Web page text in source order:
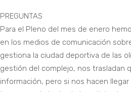
PREGUNTAS
Para el Pleno del mes de enero
en los medios de comunicación
gestiona la ciudad deportiva de las
gestión del complejo, nos trasladan
información, pero si nos hacen